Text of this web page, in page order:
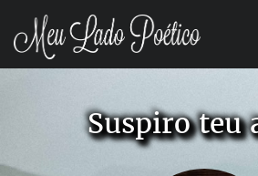
REGISTROSuspiro teu